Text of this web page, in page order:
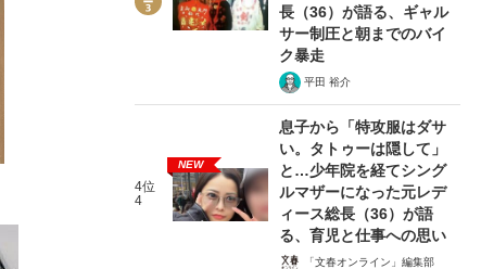
2/27
長（36）が語る、ギャル
サー制圧と朝までのバイ
ク暴走
平田 裕介
4位
4
NEW
息子から「特攻服はダサ
い。タトゥーは隠して」
と…少年院を経てシング
ルマザーになった元レデ
ィース総長（36）が語
る、育児と仕事への思い
「文春オンライン」編集部